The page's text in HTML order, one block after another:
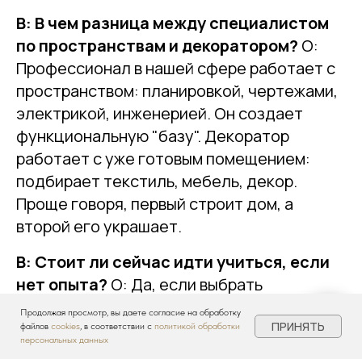
В: В чем разница между специалистом
по пространствам и декоратором? О:
Профессионал в нашей сфере работает с
пространством: планировкой, чертежами,
электрикой, инженерией. Он создает
функциональную "базу". Декоратор
работает с уже готовым помещением:
подбирает текстиль, мебель, декор.
Проще говоря, первый строит дом, а
второй его украшает.
В: Стоит ли сейчас идти учиться, если
нет опыта? О: Да, если выбрать
правильное обучение. Важно, чтобы курс
давал не просто теорию, а практику на
реальных проектах, учил работать с
Продолжая просмотр, вы даете согласие на обработку
файлов cookies, в соответствии с политикой обработки
персональных данных
ПРИНЯТЬ